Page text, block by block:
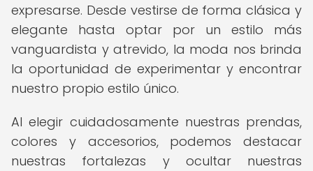
expresarse. Desde vestirse de forma clásica y
elegante hasta optar por un estilo más
vanguardista y atrevido, la moda nos brinda
la oportunidad de experimentar y encontrar
nuestro propio estilo único.
Al elegir cuidadosamente nuestras prendas,
colores y accesorios, podemos destacar
nuestras fortalezas y ocultar nuestras